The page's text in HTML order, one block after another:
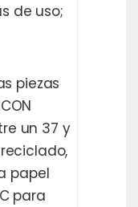
de uso;
piezas
un 37 y
papel
para